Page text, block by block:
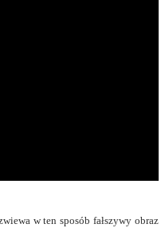
w ten sposób fałszywy obraz